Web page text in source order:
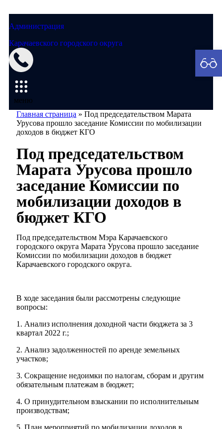
Администрация
Карачаевского городского округа
меню
Главная страница » Под председательством Марата
Урусова прошло заседание Комиссии по мобилизации
доходов в бюджет КГО
Под председательством
Марата Урусова прошло
заседание Комиссии по
мобилизации доходов в
бюджет КГО
Под председательством Мэра Карачаевского
городского округа Марата Урусова прошло заседание
Комиссии по мобилизации доходов в бюджет
Карачаевского городского округа.
В ходе заседания были рассмотрены следующие
вопросы:
1. Анализ исполнения доходной части бюджета за 3
квартал 2022 г.;
2. Анализ задолженностей по аренде земельных
участков;
3. Сокращение недоимки по налогам, сборам и другим
обязательным платежам в бюджет;
4. О принудительном взыскании по исполнительным
производствам;
5. План мероприятий по мобилизации доходов в
Мэрия